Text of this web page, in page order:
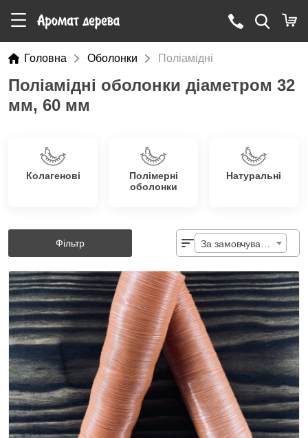
Головна Оболонки Поліамідні
Поліамідні оболонки діаметром 32
мм, 60 мм
Колагенові
Полімерні
оболонки
Натуральні
Фільтр